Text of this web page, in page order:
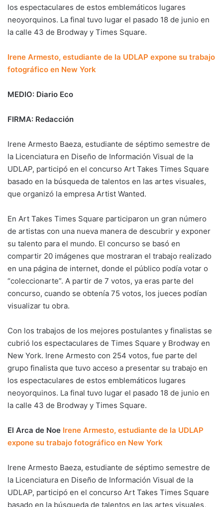
los espectaculares de estos emblemáticos lugares
neoyorquinos. La final tuvo lugar el pasado 18 de junio en
la calle 43 de Brodway y Times Square.
Irene Armesto, estudiante de la UDLAP expone su trabajo
fotográfico en New York
MEDIO: Diario Eco
FIRMA: Redacción
Irene Armesto Baeza, estudiante de séptimo semestre de
la Licenciatura en Diseño de Información Visual de la
UDLAP, participó en el concurso Art Takes Times Square
basado en la búsqueda de talentos en las artes visuales,
que organizó la empresa Artist Wanted.
En Art Takes Times Square participaron un gran número
de artistas con una nueva manera de descubrir y exponer
su talento para el mundo. El concurso se basó en
compartir 20 imágenes que mostraran el trabajo realizado
en una página de internet, donde el público podía votar o
“coleccionarte”. A partir de 7 votos, ya eras parte del
concurso, cuando se obtenía 75 votos, los jueces podían
visualizar tu obra.
Con los trabajos de los mejores postulantes y finalistas se
cubrió los espectaculares de Times Square y Brodway en
New York. Irene Armesto con 254 votos, fue parte del
grupo finalista que tuvo acceso a presentar su trabajo en
los espectaculares de estos emblemáticos lugares
neoyorquinos. La final tuvo lugar el pasado 18 de junio en
la calle 43 de Brodway y Times Square.
El Arca de Noe Irene Armesto, estudiante de la UDLAP
expone su trabajo fotográfico en New York
Irene Armesto Baeza, estudiante de séptimo semestre de
la Licenciatura en Diseño de Información Visual de la
UDLAP, participó en el concurso Art Takes Times Square
basado en la búsqueda de talentos en las artes visuales,